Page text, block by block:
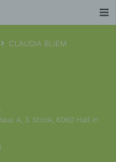
CLAUDIA BLIEM
A, 3. Stock, 6060 Hall in